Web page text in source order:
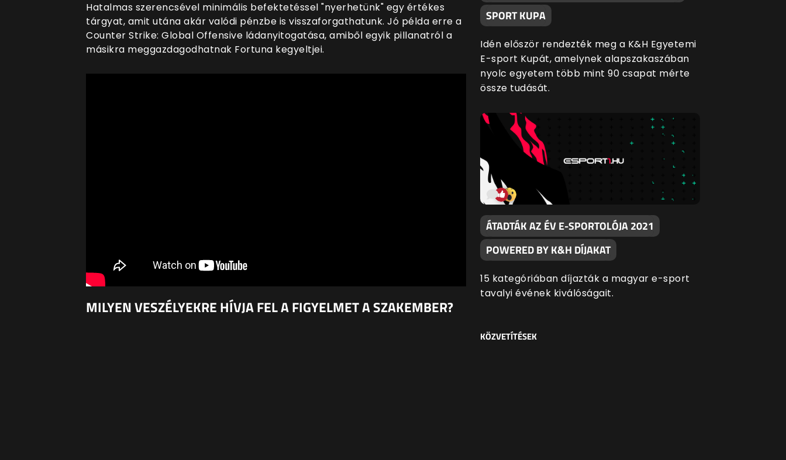
Hatalmas szerencsével minimális befektetéssel "nyerhetünk" egy értékes
tárgyat, amit utána akár valódi pénzbe is visszaforgathatunk. Jó példa erre a
Counter Strike: Global Offensive ládanyitogatása, amiből egyik pillanatról a
másikra meggazdagodhatnak Fortuna kegyeltjei.
MILYEN VESZÉLYEKRE HÍVJA FEL A FIGYELMET A SZAKEMBER?
SPORT KUPA
Idén először rendezték meg a K&H Egyetemi
E-sport Kupát, amelynek alapszakaszában
nyolc egyetem több mint 90 csapat mérte
össze tudását.
ÁTADTÁK AZ ÉV E-SPORTOLÓJA 2021
POWERED BY K&H DÍJAKAT
15 kategóriában díjazták a magyar e-sport
tavalyi évének kiválóságait.
KÖZVETÍTÉSEK